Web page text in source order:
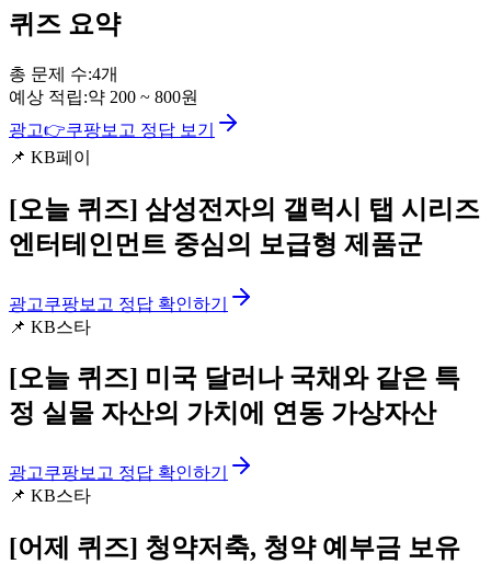
퀴즈 요약
총 문제 수:4개
예상 적립:약 200 ~ 800원
광고👉쿠팡보고 정답 보기
📌 KB페이
[오늘 퀴즈] 삼성전자의 갤럭시 탭 시리즈
엔터테인먼트 중심의 보급형 제품군
광고쿠팡보고 정답 확인하기
📌 KB스타
[오늘 퀴즈] 미국 달러나 국채와 같은 특
정 실물 자산의 가치에 연동 가상자산
광고쿠팡보고 정답 확인하기
📌 KB스타
[어제 퀴즈] 청약저축, 청약 예부금 보유